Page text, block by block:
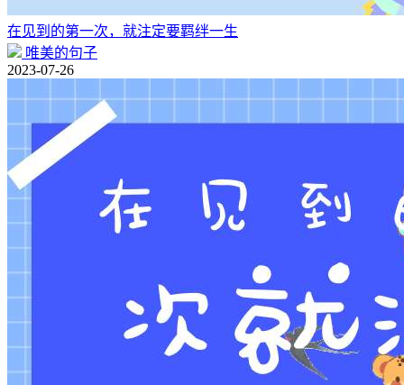
在见到的第一次，就注定要羁绊一生
唯美的句子
2023-07-26